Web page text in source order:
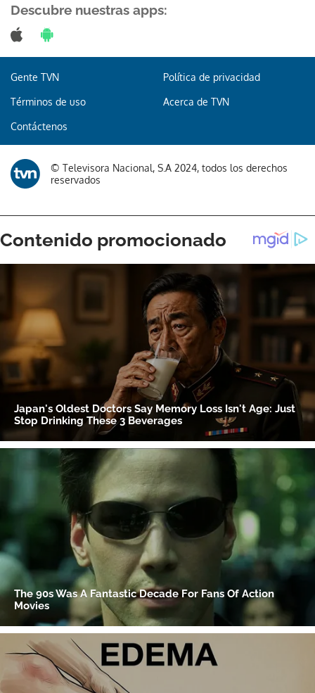
Gracias por suscribirte a nuestro boletín.
Descubre nuestras apps:
Gente TVN Política de privacidad
Términos de uso Acerca de TVN
Contáctenos
© Televisora Nacional, S.A 2024, todos los derechos
reservados